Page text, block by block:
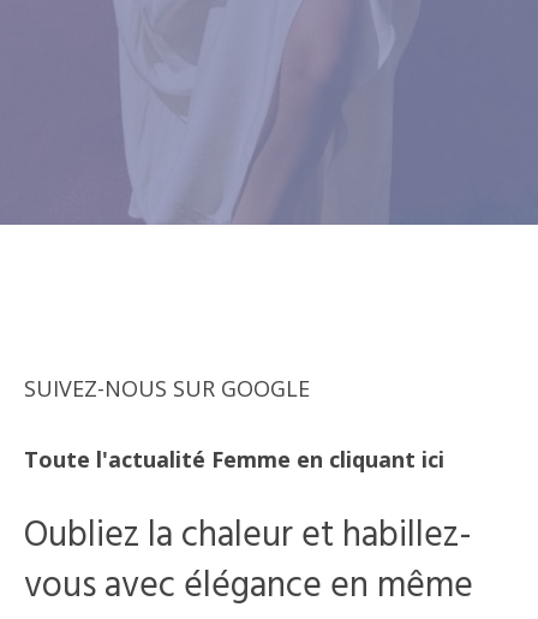
SUIVEZ-NOUS SUR GOOGLE
Toute l'actualité Femme en cliquant ici
Oubliez la chaleur et habillez-
vous avec élégance en même